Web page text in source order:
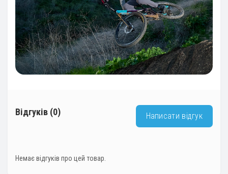
Відгуків (0) Написати відгук
Немає відгуків про цей товар.